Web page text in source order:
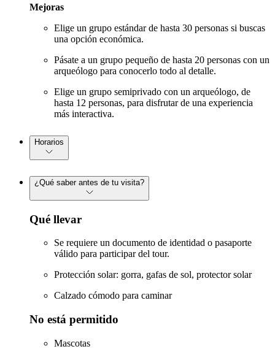
Mejoras
Elige un grupo estándar de hasta 30 personas si buscas
una opción económica.
Pásate a un grupo pequeño de hasta 20 personas con un
arqueólogo para conocerlo todo al detalle.
Elige un grupo semiprivado con un arqueólogo, de
hasta 12 personas, para disfrutar de una experiencia
más interactiva.
Horarios
¿Qué saber antes de tu visita?
Qué llevar
Se requiere un documento de identidad o pasaporte
válido para participar del tour.
Protección solar: gorra, gafas de sol, protector solar
Calzado cómodo para caminar
No está permitido
Mascotas